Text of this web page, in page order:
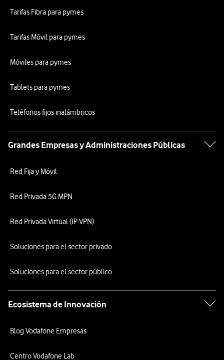
Tarifas Fibra para pymes
Tarifas Móvil para pymes
Móviles para pymes
Tablets para pymes
Teléfonos fijos inalámbricos
Grandes Empresas y Administraciones Públicas
Red Fija y Móvil
Red Privada 5G MPN
Red Privada Virtual (IP VPN)
Soluciones para el sector privado
Soluciones para el sector público
Ecosistema de Innovación
Blog Vodafone Empresas
Centro Vodafone Lab